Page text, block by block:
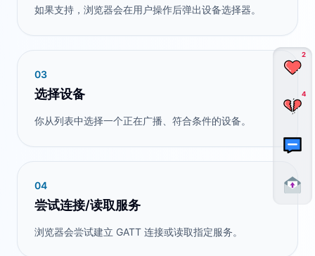
如果支持，浏览器会在用户操作后弹出设备选择器。
03
选择设备
你从列表中选择一个正在广播、符合条件的设备。
04
尝试连接/读取服务
浏览器会尝试建立 GATT 连接或读取指定服务。
2
4